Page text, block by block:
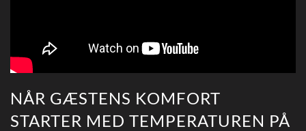
NÅR GÆSTENS KOMFORT
STARTER MED TEMPERATUREN PÅ